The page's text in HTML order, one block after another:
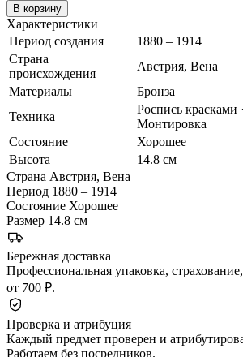
В корзину
Характеристики
Период создания
1880 – 1914
Страна
происхождения
Австрия, Вена
Материалы
Бронза
Техника
Роспись красками
Монтировка
Состояние
Хорошее
Высота
14.8 см
Страна Австрия, Вена
Период 1880 – 1914
Состояние Хорошее
Размер 14.8 см
Бережная доставка
Профессиональная упаковка,
от 700 ₽.
Проверка и атрибуция
Каждый предмет проверен и
Работаем без посредников.